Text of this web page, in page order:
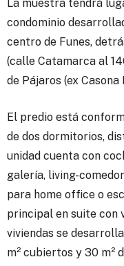
La muestra tendrá
condominio
centro de Funes,
(calle Catamarca al
de Pájaros (ex Casona
El predio está
de dos dormitorios,
unidad cuenta con
galería, living-
para home office o
principal en suite con
viviendas se
m² cubiertos y 30 m²